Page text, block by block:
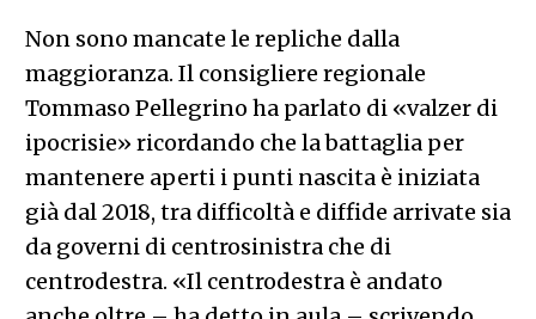
Non sono mancate le repliche dalla
maggioranza. Il consigliere regionale
Tommaso Pellegrino ha parlato di «valzer di
ipocrisie» ricordando che la battaglia per
mantenere aperti i punti nascita è iniziata
già dal 2018, tra difficoltà e diffide arrivate sia
da governi di centrosinistra che di
centrodestra. «Il centrodestra è andato